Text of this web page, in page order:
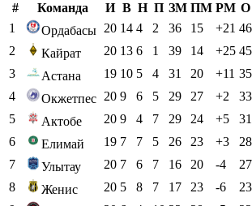
# Команда И В Н П ЗМ ПМ РМ О
1
Ордабасы 20 14 4 2 36 15 +21 46
2
Кайрат 20 13 6 1 39 14 +25 45
3
Астана 19 10 5 4 31 20 +11 35
4
Окжетпес 20 9 6 5 29 27 +2 33
5
Актобе 20 9 4 7 29 24 +5 31
6
Елимай 19 7 7 5 26 23 +3 28
7
Улытау 20 7 6 7 16 20 -4 27
8
Женис 20 5 8 7 17 23 -6 23